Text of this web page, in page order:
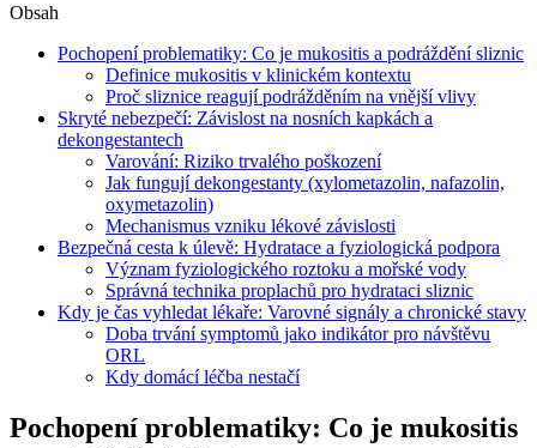
Obsah
Pochopení problematiky: Co je mukositis a podráždění sliznic
Definice mukositis v klinickém kontextu
Proč sliznice reagují podrážděním na vnější vlivy
Skryté nebezpečí: Závislost na nosních kapkách a
dekongestantech
Varování: Riziko trvalého poškození
Jak fungují dekongestanty (xylometazolin, nafazolin,
oxymetazolin)
Mechanismus vzniku lékové závislosti
Bezpečná cesta k úlevě: Hydratace a fyziologická podpora
Význam fyziologického roztoku a mořské vody
Správná technika proplachů pro hydrataci sliznic
Kdy je čas vyhledat lékaře: Varovné signály a chronické stavy
Doba trvání symptomů jako indikátor pro návštěvu
ORL
Kdy domácí léčba nestačí
Pochopení problematiky: Co je mukositis